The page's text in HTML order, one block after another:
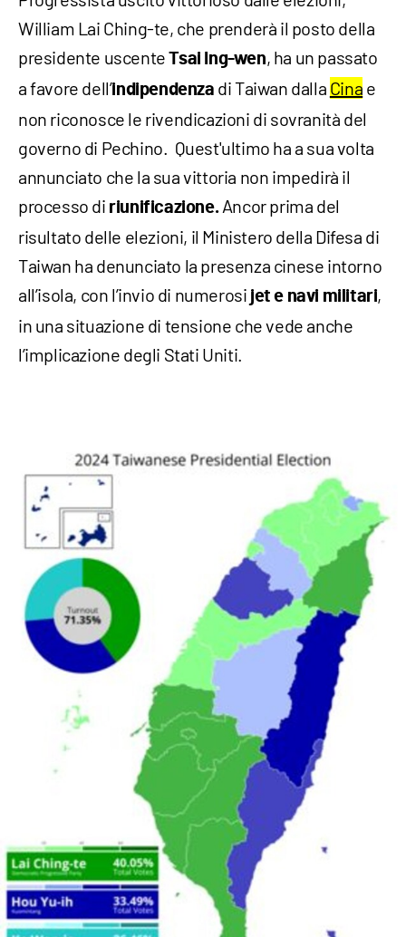
William Lai Ching-te, che prenderà il posto della
presidente uscenteTsai Ing-wen, ha un passato
a favore dell’indipendenza di Taiwan dalla Cina e
non riconosce le rivendicazioni di sovranità del
governo di Pechino. Quest'ultimo ha a sua volta
annunciato che la sua vittoria non impedirà il
processo di riunificazione.Ancor prima del
risultato delle elezioni, il Ministero della Difesa di
Taiwan ha denunciato la presenza cinese intorno
all’isola, con l’invio di numerosi jet e navi militari,
in una situazione di tensione che vede anche
l’implicazione degli Stati Uniti.